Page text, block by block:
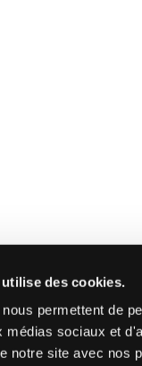
des cookies.
permettent de
médias sociaux et
notre site avec nos